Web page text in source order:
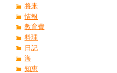
将来
情報
教育費
料理
日記
海
知恵